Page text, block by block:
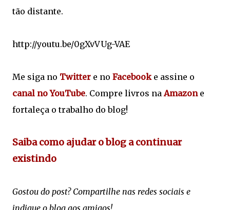
tão distante.
http://youtu.be/0gXvVUg-VAE
Me siga no Twitter e no Facebooke assine o
canal no YouTube. Compre livros naAmazone
fortaleça o trabalho do blog!
Saiba como ajudar o blog a continuar
existindo
Gostou do post? Compartilhe nas redes sociais e
indique o blog aos amigos!